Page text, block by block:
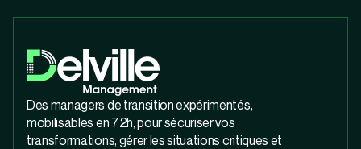
Des managers de transition expérimentés,
mobilisables en 72h, pour sécuriser vos
transformations, gérer les situations critiques et